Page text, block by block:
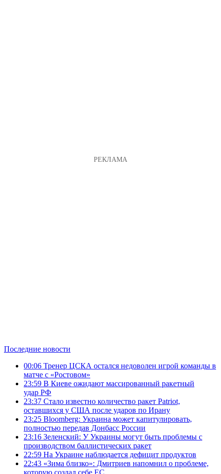
Последние новости
00:06 Тренер ЦСКА остался недоволен игрой команды в
матче с «Ростовом»
23:59 В Киеве ожидают массированный ракетный
удар РФ
23:37 Стало известно количество ракет Patriot,
оставшихся у США после ударов по Ирану
23:25 Bloomberg: Украина может капитулировать,
полностью передав Донбасс России
23:16 Зеленский: У Украины могут быть проблемы с
производством баллистических ракет
22:59 На Украине наблюдается дефицит продуктов
22:43 «Зима близко»: Дмитриев напомнил о проблеме,